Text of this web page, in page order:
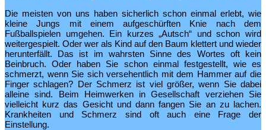
Die meisten von uns haben sicherlich schon einmal erlebt, wie
kleine Jungs mit einem aufgeschürften Knie nach dem
Fußballspielen umgehen. Ein kurzes „Autsch“ und schon wird
weitergespielt. Oder wer als Kind auf den Baum klettert und wieder
herunterfällt. Das ist im wahrsten Sinne des Wortes oft kein
Beinbruch. Oder haben Sie schon einmal festgestellt, wie es
schmerzt, wenn Sie sich versehentlich mit dem Hammer auf die
Finger schlagen? Der Schmerz ist viel größer, wenn Sie dabei
alleine sind. Beim Heimwerken in Gesellschaft verziehen Sie
vielleicht kurz das Gesicht und dann fangen Sie an zu lachen.
Krankheiten und Schmerz sind oft auch eine Frage der
Einstellung.